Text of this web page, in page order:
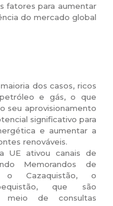
fatores para aumentar
do mercado global
dos casos, ricos
e gás, o que
seu aprovisionamento
significativo para
e aumentar a
renováveis.
UE ativou canais de
Memorandos de
o Cazaquistão, o
que são
meio de consultas